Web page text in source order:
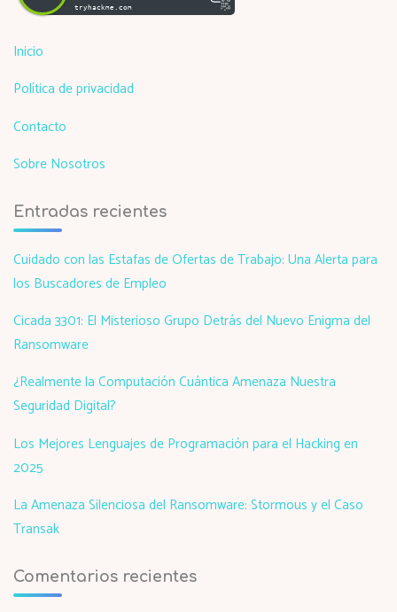
tryhackme.com
Inicio
Política de privacidad
Contacto
Sobre Nosotros
Entradas recientes
Cuidado con las Estafas de Ofertas de Trabajo: Una Alerta para
los Buscadores de Empleo
Cicada 3301: El Misterioso Grupo Detrás del Nuevo Enigma del
Ransomware
¿Realmente la Computación Cuántica Amenaza Nuestra
Seguridad Digital?
Los Mejores Lenguajes de Programación para el Hacking en
2025
La Amenaza Silenciosa del Ransomware: Stormous y el Caso
Transak
Comentarios recientes